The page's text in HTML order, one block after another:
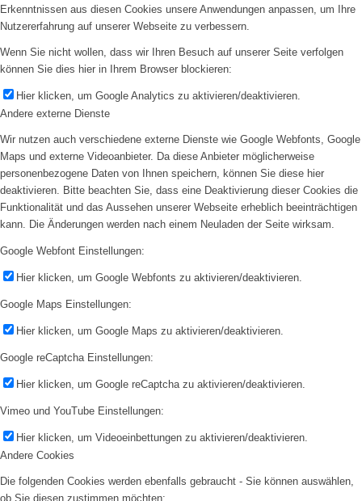
Erkenntnissen aus diesen Cookies unsere Anwendungen anpassen, um Ihre
Nutzererfahrung auf unserer Webseite zu verbessern.
Wenn Sie nicht wollen, dass wir Ihren Besuch auf unserer Seite verfolgen
können Sie dies hier in Ihrem Browser blockieren:
Hier klicken, um Google Analytics zu aktivieren/deaktivieren.
Andere externe Dienste
Wir nutzen auch verschiedene externe Dienste wie Google Webfonts, Google
Maps und externe Videoanbieter. Da diese Anbieter möglicherweise
personenbezogene Daten von Ihnen speichern, können Sie diese hier
deaktivieren. Bitte beachten Sie, dass eine Deaktivierung dieser Cookies die
Funktionalität und das Aussehen unserer Webseite erheblich beeinträchtigen
kann. Die Änderungen werden nach einem Neuladen der Seite wirksam.
Google Webfont Einstellungen:
Hier klicken, um Google Webfonts zu aktivieren/deaktivieren.
Google Maps Einstellungen:
Hier klicken, um Google Maps zu aktivieren/deaktivieren.
Google reCaptcha Einstellungen:
Hier klicken, um Google reCaptcha zu aktivieren/deaktivieren.
Vimeo und YouTube Einstellungen:
Hier klicken, um Videoeinbettungen zu aktivieren/deaktivieren.
Andere Cookies
Die folgenden Cookies werden ebenfalls gebraucht - Sie können auswählen,
ob Sie diesen zustimmen möchten: